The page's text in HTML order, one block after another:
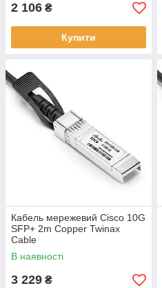
2 106 ₴
Купити
Кабель мережевий Cisco 10G
SFP+ 2m Copper Twinax
Cable
В наявності
3 229 ₴